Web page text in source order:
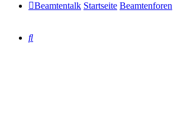
Beamtentalk Startseite Beamtenforen
Suche